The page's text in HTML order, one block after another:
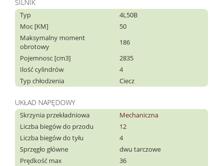
SILNIK
Typ
4L50B
Moc [KM]
50
Maksymalny moment
obrotowy
186
Pojemnosc [cm3]
2835
Ilość cylindrów
4
Typ chłodzenia
Ciecz
UKŁAD NAPĘDOWY
Skrzynia przekładniowa
Mechaniczna
Liczba biegów do przodu
12
Liczba biegów do tyłu
4
Sprzęgło główne
dwu tarczowe
Prędkość max
36